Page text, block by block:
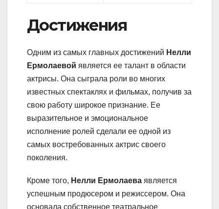
Достижения
Одним из самых главных достижений Нелли
Ермолаевой является ее талант в области
актрисы. Она сыграла роли во многих
известных спектаклях и фильмах, получив за
свою работу широкое признание. Ее
выразительное и эмоциональное
исполнение ролей сделали ее одной из
самых востребованных актрис своего
поколения.
Кроме того, Нелли Ермолаева является
успешным продюсером и режиссером. Она
основала собственное театральное